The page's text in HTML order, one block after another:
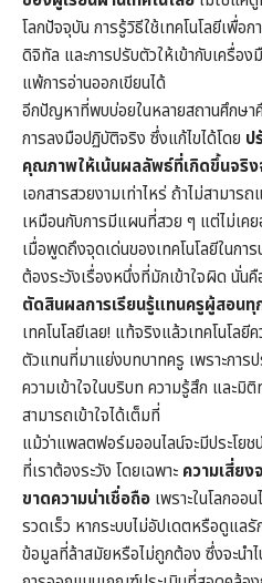
โลกปัจจุบัน การรู้วิธีใช้เทคโนโลยีเพื่อ
ดิจิทัล และการปรับตัวให้เข้ากับเครื่อ
แพ้การอ่านออกเขียนได้
อีกปัญหาที่พบบ่อยในหลายสถานศึกษา
การลงมือปฏิบัติจริง ซึ่งแก้ไขได้โดย ป
คุณภาพให้เน้นผลลัพธ์ที่เกิดขึ้นจริง
เอกสารสวยงามเท่าไหร่ ถ้าไม่สามาร
เหมือนกับการมีแผนที่สวย ๆ แต่ไม่เคย
เมื่อพูดถึงจุดเด่นของเทคโนโลยีในกา
ต้องระวังเรื่องหนึ่งที่มักเข้าใจผิด นั่นคื
ตัดสินผลการเรียนรู้แทนครูผู้สอน
เทคโนโลยีเลย! แท้จริงแล้วเทคโนโล
ตัวแทนที่มาแย่งบทบาทครู เพราะการ
ความเข้าใจในบริบท ความรู้สึก และมิ
สามารถเข้าใจได้เต็มที่
แม้ว่าแพลตฟอร์มออนไลน์จะมีประโยช
ที่เราต้องระวัง โดยเฉพาะ ความเสี่ย
ขาดความน่าเชื่อถือ เพราะในโลกออ
รวดเร็ว หากระบบไม่อัปเดตหรือดูแลรั
ข้อมูลที่ล้าสมัยหรือไม่ถูกต้อง ซึ่งจะนำ